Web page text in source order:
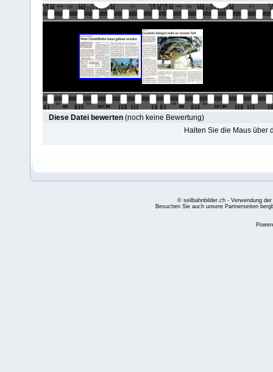
Diese Datei bewerten (noch keine Bewertung)
Halten Sie die Maus über
© seilbahnbilder.ch - Verwendung
Besuchen Sie auch unsere Partnerseiten